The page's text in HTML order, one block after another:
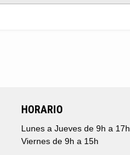
HORARIO
Lunes a Jueves de 9h a 17h
Viernes de 9h a 15h